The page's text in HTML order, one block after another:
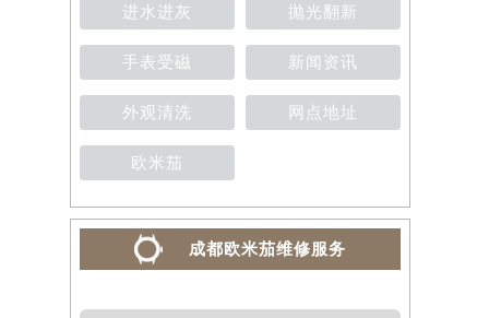
进水进灰 抛光翻新
手表受磁 新闻资讯
外观清洗 网点地址
欧米茄
成都欧米茄维修服务